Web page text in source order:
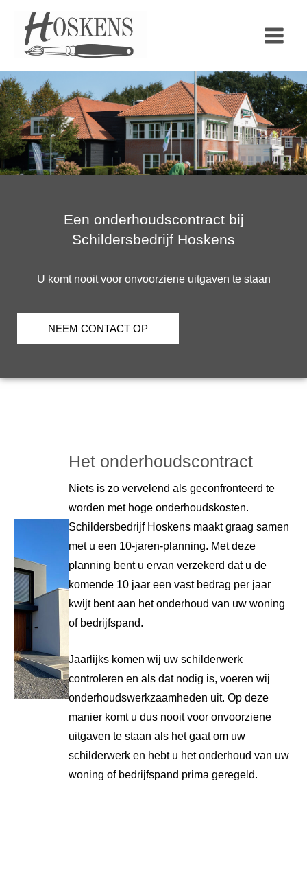
Een onderhoudscontract bij
Schildersbedrijf Hoskens
U komt nooit voor onvoorziene uitgaven te staan
NEEM CONTACT OP
Het onderhoudscontract
Niets is zo vervelend als geconfronteerd te
worden met hoge onderhoudskosten.
Schildersbedrijf Hoskens maakt graag samen
met u een 10-jaren-planning. Met deze
planning bent u ervan verzekerd dat u de
komende 10 jaar een vast bedrag per jaar
kwijt bent aan het onderhoud van uw woning
of bedrijfspand.
Jaarlijks komen wij uw schilderwerk
controleren en als dat nodig is, voeren wij
onderhoudswerkzaamheden uit. Op deze
manier komt u dus nooit voor onvoorziene
uitgaven te staan als het gaat om uw
schilderwerk en hebt u het onderhoud van uw
woning of bedrijfspand prima geregeld.